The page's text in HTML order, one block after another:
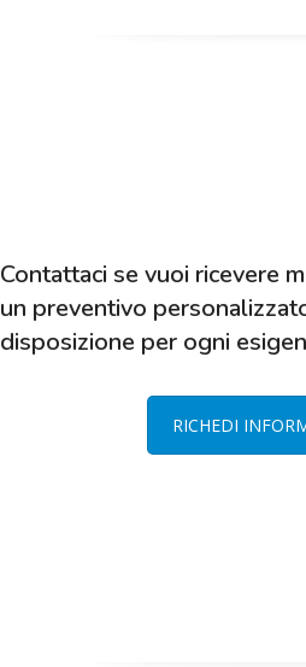
Contattaci se vuoi ricevere
un preventivo
disposizione per ogni
RICHEDI